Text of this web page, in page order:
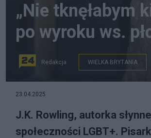
„Nie tknęłabym
po wyroku ws.
Redakcja WIELKA BRYTANIA
23.04.2025
J.K. Rowling, autorka
społeczności LGBT+.